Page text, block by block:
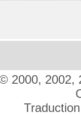
2000, 2002,